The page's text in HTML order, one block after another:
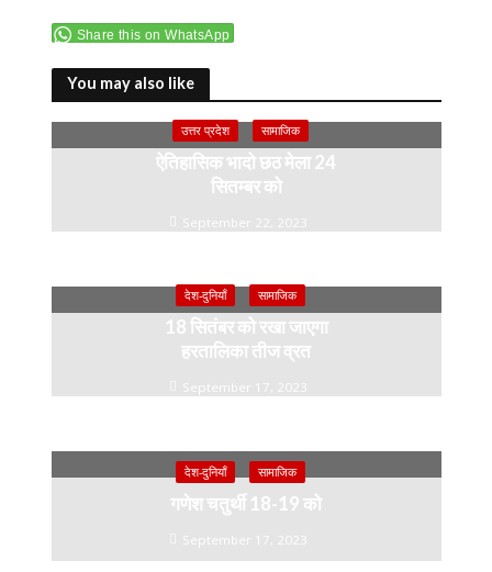
e
b
o
o
itt
er
p
y
Li
n
k
at
A
p
p
a
m
Share this on WhatsApp
You may also like
उत्तर प्रदेश सामाजिक
ऐतिहासिक भादो छठ मेला 24
सितम्बर को
September 22, 2023
देश-दुनियाँ सामाजिक
18 सितंबर को रखा जाएगा
हरतालिका तीज व्रत
September 17, 2023
देश-दुनियाँ सामाजिक
गणेश चतुर्थी 18-19 को
September 17, 2023